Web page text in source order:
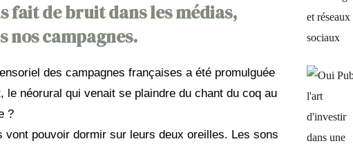
fait de bruit dans les médias,
nos campagnes.
des campagnes françaises a été promulguée
néorural qui venait se plaindre du chant du coq au
?
vont pouvoir dormir sur leurs deux oreilles. Les sons